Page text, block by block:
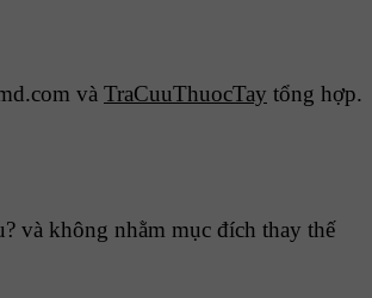
và TraCuuThuocTay tổng hợp.
và không nhằm mục đích thay thế